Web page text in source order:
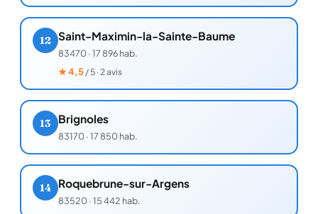
12 Saint-Maximin-la-Sainte-Baume
83470·17 896 hab.
★4,5/ 5 · 2 avis
13 Brignoles
83170·17 850 hab.
14 Roquebrune-sur-Argens
83520·15 442 hab.